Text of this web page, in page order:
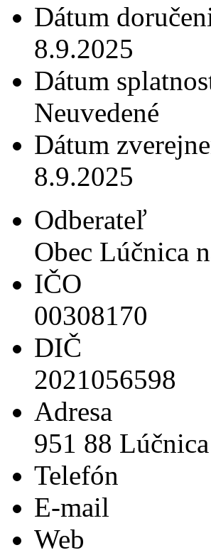
Dátum
8.9.2025
Dátum
Neuvedené
Dátum
8.9.2025
Odberateľ
Obec Lúčnica
IČO
00308170
DIČ
2021056598
Adresa
951 88
Telefón
E-mail
Web